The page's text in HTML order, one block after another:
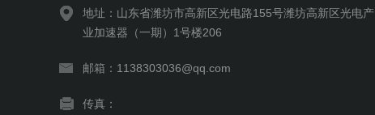
地址：山东省潍坊市高新区光电路155号潍坊高新区光电产
业加速器（一期）1号楼206
邮箱：1138303036@qq.com
传真：